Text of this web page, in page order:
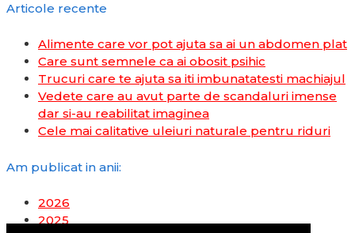
Articole recente
Alimente care vor pot ajuta sa ai un abdomen plat
Care sunt semnele ca ai obosit psihic
Trucuri care te ajuta sa iti imbunatatesti machiajul
Vedete care au avut parte de scandaluri imense
dar si-au reabilitat imaginea
Cele mai calitative uleiuri naturale pentru riduri
Am publicat in anii:
2026
2025